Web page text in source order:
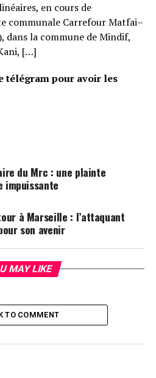
en cours de
communale Carrefour Matfai–
dans la commune de Mindif,
[…]
télégram pour avoir les
du Mrc : une plainte
impuissante
à Marseille : l’attaquant
son avenir
MAY LIKE
TO COMMENT